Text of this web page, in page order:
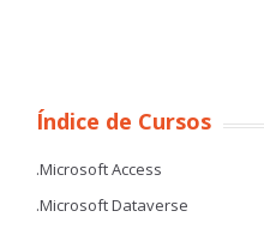
Índice de Cursos
.Microsoft Access
.Microsoft Dataverse